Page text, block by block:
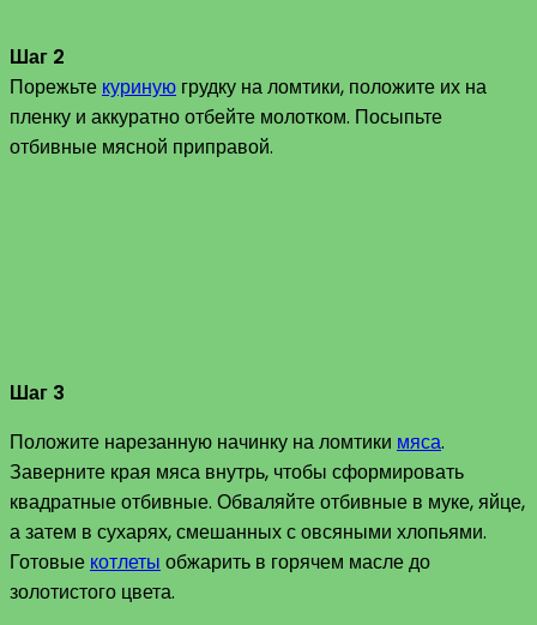
Шаг 2
Порежьте куриную грудку на ломтики, положите их на
пленку и аккуратно отбейте молотком. Посыпьте
отбивные мясной приправой.
Шаг 3
Положите нарезанную начинку на ломтики мяса.
Заверните края мяса внутрь, чтобы сформировать
квадратные отбивные. Обваляйте отбивные в муке, яйце,
а затем в сухарях, смешанных с овсяными хлопьями.
Готовые котлеты обжарить в горячем масле до
золотистого цвета.